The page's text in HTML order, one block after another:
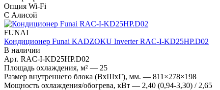
Опция Wi-Fi
С Алисой
FUNAI
Кондиционер Funai KADZOKU Inverter RAC-I-KD25HP.D02
В наличии
Арт. RAC-I-KD25HP.D02
Площадь охлаждения, м² — 25
Размер внутреннего блока (ВхШхГ), мм. — 811×278×198
Мощность охлаждения/обогрева, кВт — 2,40 (0,94-3,30) / 2,65